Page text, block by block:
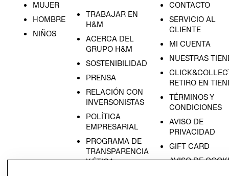
MUJER
HOMBRE
NIÑOS
TRABAJAR EN
H&M
ACERCA DEL
GRUPO H&M
SOSTENIBILIDAD
PRENSA
RELACIÓN CON
INVERSONISTAS
POLÍTICA
EMPRESARIAL
PROGRAMA DE
TRANSPARENCIA
Y ÉTICA
CONTACTO
SERVICIO AL
CLIENTE
MI CUENTA
NUESTRAS
RETIRO EN
TÉRMINOS Y
CONDICIONES
AVISO DE
PRIVACIDAD
GIFT CARD
AVISO DE